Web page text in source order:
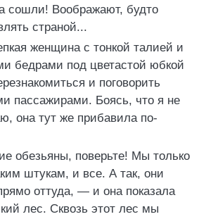
сошли! Воображают, будто
страной...
женщина с тонкой талией и
бедрами под цветастой юбкой
и поговорить
пассажирами. Боясь, что я не
она тут же прибавила по-
обезьяны, поверьте! Мы только
штукам, и все. А так, они
оттуда, — и она показала
лес. Сквозь этот лес мы